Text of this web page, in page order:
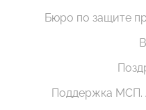
Бюро по защите
Поддержка МСП.